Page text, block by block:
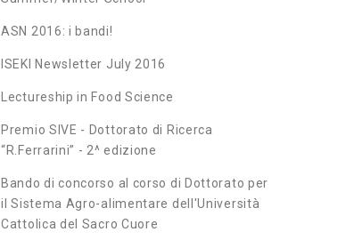
ASN 2016: i bandi!
ISEKI Newsletter July 2016
Lectureship in Food Science
Premio SIVE - Dottorato di Ricerca
“R.Ferrarini” - 2^ edizione
Bando di concorso al corso di Dottorato per
il Sistema Agro-alimentare dell'Università
Cattolica del Sacro Cuore